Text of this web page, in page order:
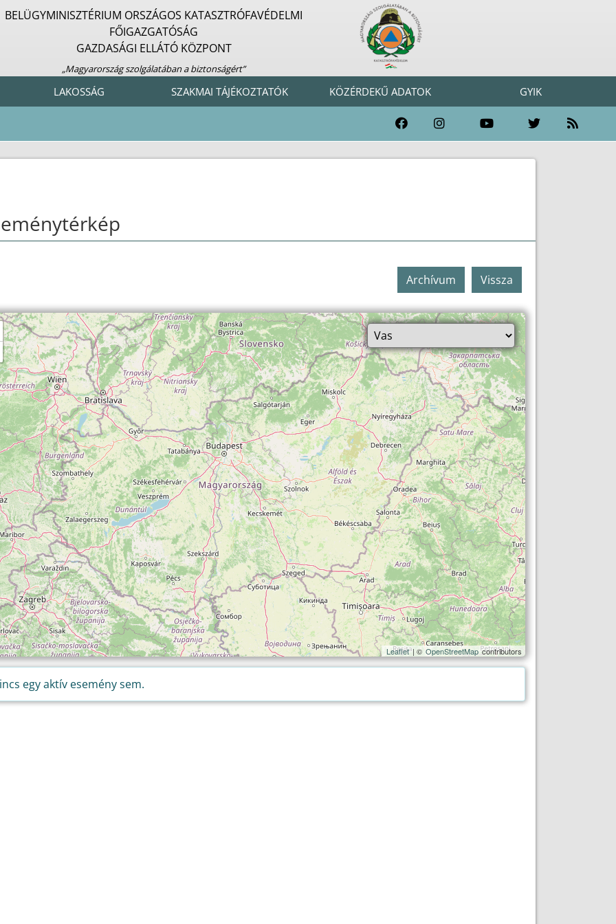
BELÜGYMINISZTÉRIUM ORSZÁGOS KATASZTRÓFAVÉDELMI
FŐIGAZGATÓSÁG
GAZDASÁGI ELLÁTÓ KÖZPONT
„Magyarország szolgálatában a biztonságért”
LAKOSSÁG SZAKMAI TÁJÉKOZTATÓK KÖZÉRDEKŰ ADATOK GYIK
Vissza
Archívum
Leaflet| © OpenStreetMapcontributors
egy aktív esemény sem.